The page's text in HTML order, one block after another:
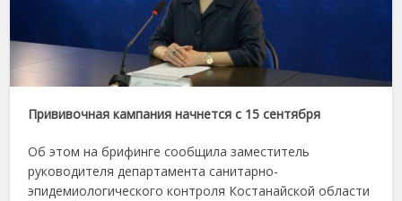
Прививочная кампания начнется с 15 сентября
Об этом на брифинге сообщила заместитель
руководителя департамента санитарно-
эпидемиологического контроля Костанайской области